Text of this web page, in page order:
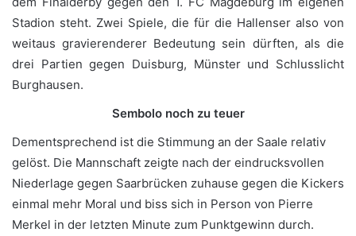
Stadion steht. Zwei Spiele, die für die Hallenser also von
weitaus gravierenderer Bedeutung sein dürften, als die
drei Partien gegen Duisburg, Münster und Schlusslicht
Burghausen.
Sembolo noch zu teuer
Dementsprechend ist die Stimmung an der Saale relativ
gelöst. Die Mannschaft zeigte nach der eindrucksvollen
Niederlage gegen Saarbrücken zuhause gegen die Kickers
einmal mehr Moral und biss sich in Person von Pierre
Merkel in der letzten Minute zum Punktgewinn durch.